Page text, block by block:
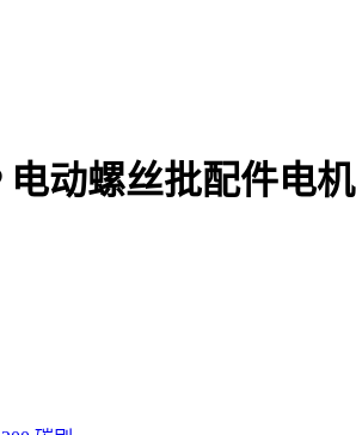
电动螺丝批配件电机